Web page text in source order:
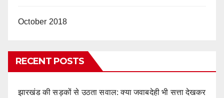
October 2018
RECENT POSTS
झारखंड की सड़कों से उठता सवाल: क्या जवाबदेही भी सत्ता देखकर